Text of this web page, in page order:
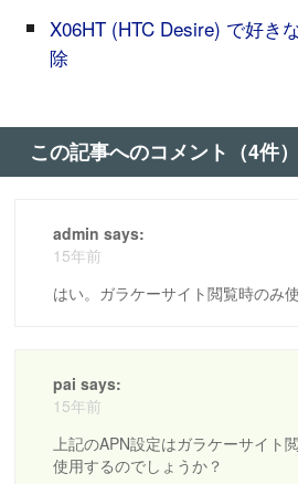
X06HT (HTC Desire) で好き
除
この記事へのコメント（4件）
admin says:
15年前
はい。ガラケーサイト閲覧時のみ
pai says:
15年前
上記のAPN設定はガラケーサイト
使用するのでしょうか？